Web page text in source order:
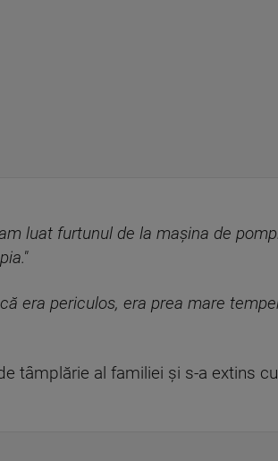
luat furtunul de la maşina de
era periculos, era prea mare
tâmplărie al familiei şi s-a extins